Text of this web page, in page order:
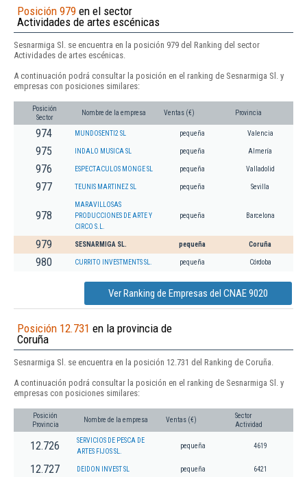
Posición 979 en el sector
Actividades de artes escénicas
Sesnarmiga Sl. se encuentra en la posición 979 del Ranking del sector
Actividades de artes escénicas.
A continuación podrá consultar la posición en el ranking de Sesnarmiga Sl. y
empresas con posiciones similares:
Posición
Sector
Nombre de la empresa Ventas (€) Provincia
974 MUNDOSENTI2 SL pequeña Valencia
975 INDALO MUSICA SL pequeña Almería
976 ESPECTACULOS MONGE SL pequeña Valladolid
977 TEUNIS MARTINEZ SL pequeña Sevilla
978
MARAVILLOSAS
PRODUCCIONES DE ARTE Y
CIRCO S.L.
pequeña Barcelona
979 SESNARMIGA SL. pequeña Coruña
980 CURRITO INVESTMENTS SL. pequeña Córdoba
Ver Ranking de Empresas del CNAE 9020
Posición 12.731 en la provincia de
Coruña
Sesnarmiga Sl. se encuentra en la posición 12.731 del Ranking de Coruña.
A continuación podrá consultar la posición en el ranking de Sesnarmiga Sl. y
empresas con posiciones similares:
Posición
Provincia
Nombre de la empresa Ventas (€)
Sector
Actividad
12.726
SERVICIOS DE PESCA DE
ARTES FIJOS SL.
pequeña 4619
12.727 DEIDON INVEST SL pequeña 6421